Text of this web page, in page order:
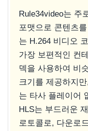
Rule34video는 주
포맷으로 콘텐츠
는 H.264 비디오
가장 보편적인 컨
덱을 사용하여 비
크기를 제공하지
는 타사 플레이어
HLS는 부드러운
로토콜로, 다운로